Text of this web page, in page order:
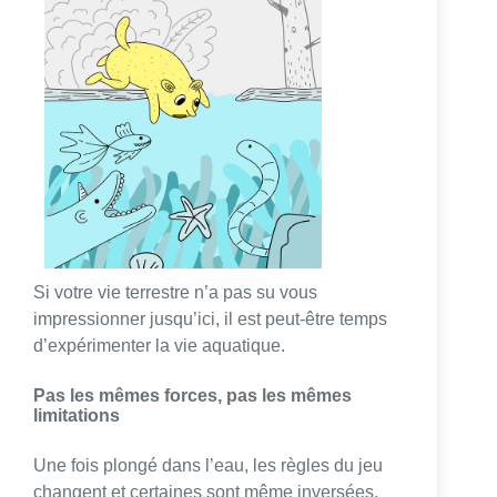
Si votre vie terrestre n’a pas su vous
impressionner jusqu’ici, il est peut-être temps
d’expérimenter la vie aquatique.
Pas les mêmes forces, pas les mêmes
limitations
Une fois plongé dans l’eau, les règles du jeu
changent et certaines sont même inversées.